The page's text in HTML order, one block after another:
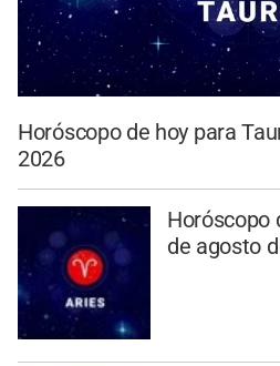
Horóscopo de hoy para
2026
Horóscopo
de agosto